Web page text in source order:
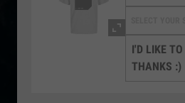
I'D LIKE TO
THANKS :)